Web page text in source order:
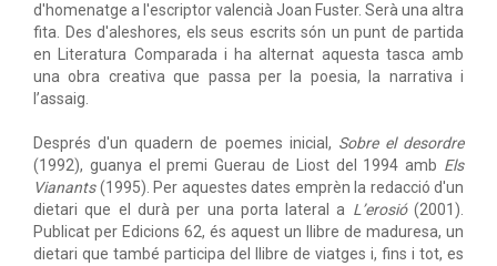
d'homenatge a l'escriptor valencià Joan Fuster. Serà una altra
fita. Des d'aleshores, els seus escrits són un punt de partida
en Literatura Comparada i ha alternat aquesta tasca amb
una obra creativa que passa per la poesia, la narrativa i
l’assaig.
Després d'un quadern de poemes inicial, Sobre el desordre
(1992), guanya el premi Guerau de Liost del 1994 amb Els
Vianants(1995). Per aquestes dates emprèn la redacció d'un
dietari que el durà per una porta lateral a L’erosió(2001).
Publicat per Edicions 62, és aquest un llibre de maduresa, un
dietari que també participa del llibre de viatges i, fins i tot, es